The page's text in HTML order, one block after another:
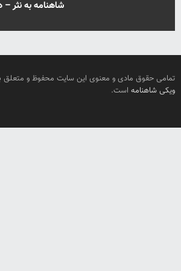
شاهنامه به نثر
تمامی حقوق مادی و معنوی این سایت محفوظ و متعلق
ویکی شاهنامه است.